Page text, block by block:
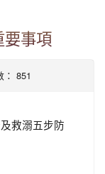
要事項
： 851
救溺五步防